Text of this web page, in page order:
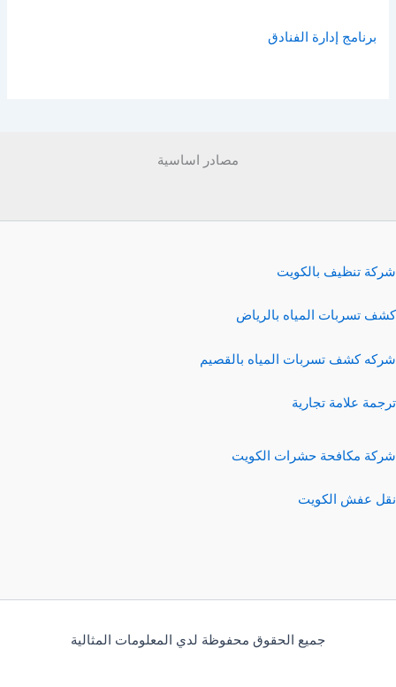
برنامج إدارة الفنادق
مصادر اساسية
شركة تنظيف بالكويت
كشف تسربات المياه بالرياض
شركه كشف تسربات المياه بالقصيم
ترجمة علامة تجارية
شركة مكافحة حشرات الكويت
نقل عفش الكويت
جميع الحقوق محفوظة لدي المعلومات المثالية